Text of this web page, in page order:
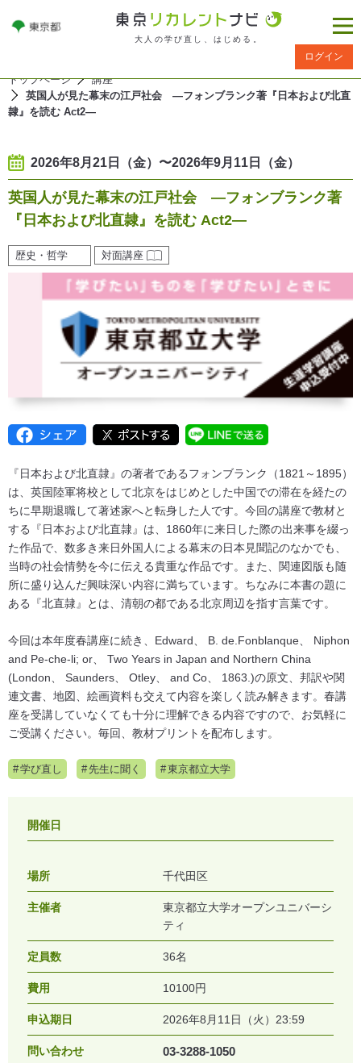
大人の学び直し、はじめる。
ログイン
トップページ
講座
英国人が見た幕末の江戸社会 ―フォンブランク著『日本および北直
隷』を読む Act2―
2026年8月21日（金）〜2026年9月11日（金）
英国人が見た幕末の江戸社会 ―フォンブランク著
『日本および北直隷』を読む Act2―
歴史・哲学 対面講座
『日本および北直隷』の著者であるフォンブランク（1821～1895）
は、英国陸軍将校として北京をはじめとした中国での滞在を経たの
ちに早期退職して著述家へと転身した人です。今回の講座で教材と
する『日本および北直隷』は、1860年に来日した際の出来事を綴っ
た作品で、数多き来日外国人による幕末の日本見聞記のなかでも、
当時の社会情勢を今に伝える貴重な作品です。また、関連図版も随
所に盛り込んだ興味深い内容に満ちています。ちなみに本書の題に
ある『北直隷』とは、清朝の都である北京周辺を指す言葉です。
今回は本年度春講座に続き、Edward、 B. de.Fonblanque、 Niphon
and Pe-che-li; or、 Two Years in Japan and Northern China
(London、 Saunders、 Otley、 and Co、 1863.)の原文、邦訳や関
連文書、地図、絵画資料も交えて内容を楽しく読み解きます。春講
座を受講していなくても十分に理解できる内容ですので、お気軽に
ご受講ください。毎回、教材プリントを配布します。
学び直し 先生に聞く 東京都立大学
開催日
場所 千代田区
主催者
東京都立大学オープンユニバーシ
ティ
定員数 36名
費用 10100円
申込期日 2026年8月11日（火）23:59
問い合わせ 03-3288-1050